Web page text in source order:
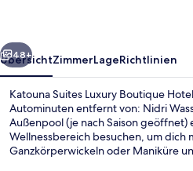
Adults
Only
Weiter
48+
ÜbersichtZimmerLageRichtlinien
Katouna Suites Luxury Boutique
Autominuten entfernt von: Nidri
Außenpool (je nach Saison geöffnet)
Wellnessbereich besuchen, um
Ganzkörperwickeln oder Maniküre